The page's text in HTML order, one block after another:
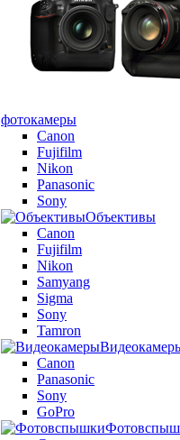
фотокамеры
Canon
Fujifilm
Nikon
Panasonic
Sony
Объективы
Canon
Fujifilm
Nikon
Samyang
Sigma
Sony
Tamron
Canon
Panasonic
Sony
GoPro